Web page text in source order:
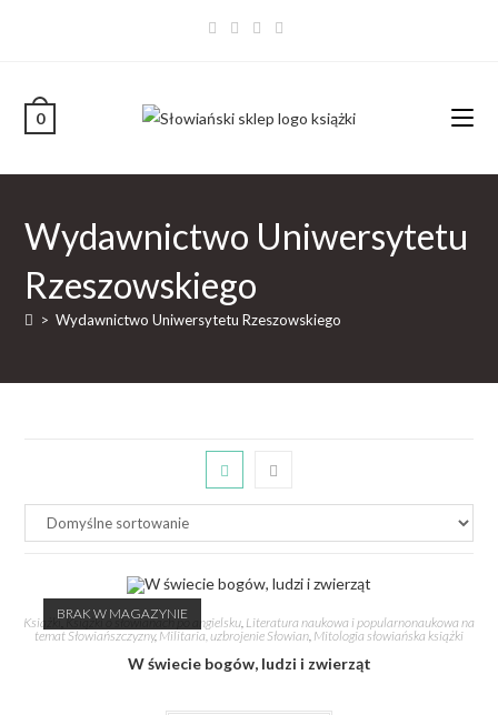
0
Wydawnictwo Uniwersytetu
Rzeszowskiego
> Wydawnictwo Uniwersytetu Rzeszowskiego
BRAK W MAGAZYNIE
Książki,Książki o słowianach po angielsku, Literatura naukowa i popularnonaukowa na
temat Słowiańszczyzny, Militaria, uzbrojenie Słowian, Mitologia słowiańska książki
W świecie bogów, ludzi i zwierząt